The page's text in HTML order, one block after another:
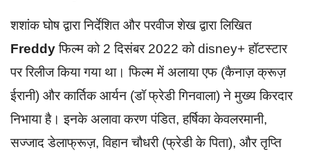
शशांक घोष द्वारा निर्देशित और परवीज शेख द्वारा लिखित
Freddyफिल्म को 2 दिसंबर 2022 को disney+ हॉटस्टार
पर रिलीज किया गया था। फिल्म में अलाया एफ (कैनाज़ क्रूज़
ईरानी) और कार्तिक आर्यन (डॉ फ्रेडी गिनवाला) ने मुख्य किरदार
निभाया है। इनके अलावा करण पंडित, हर्षिका केवलरमानी,
सज्जाद डेलाफ्रूज़, विहान चौधरी (फ्रेडी के पिता), और तृप्ति